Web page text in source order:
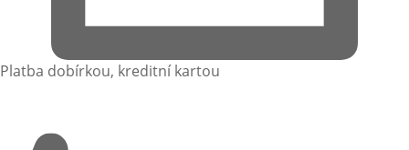
Platba dobírkou, kreditní kartou